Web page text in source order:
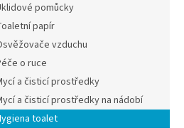
pomůcky
papír
vzduchu
o ruce
a čisticí prostředky
a čisticí prostředky na nádobí
toalet